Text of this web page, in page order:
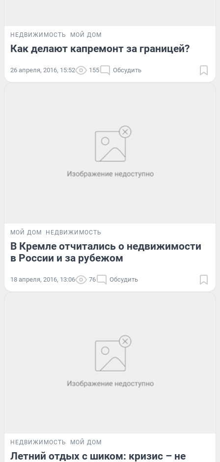
НЕДВИЖИМОСТЬ МОЙ ДОМ
Как делают капремонт за границей?
26 апреля, 2016, 15:52 155 Обсудить
МОЙ ДОМ НЕДВИЖИМОСТЬ
В Кремле отчитались о недвижимости
в России и за рубежом
18 апреля, 2016, 13:06 76 Обсудить
НЕДВИЖИМОСТЬ МОЙ ДОМ
Летний отдых с шиком: кризис – не